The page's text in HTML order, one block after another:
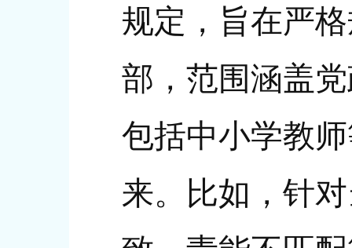
规定，旨在严
部，范围涵盖
包括中小学教
来。比如，针